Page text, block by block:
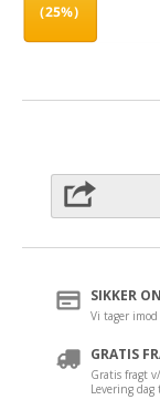
(25%)
SIKKER
Vi tager
GRATIS
Gratis fragt
Levering dag